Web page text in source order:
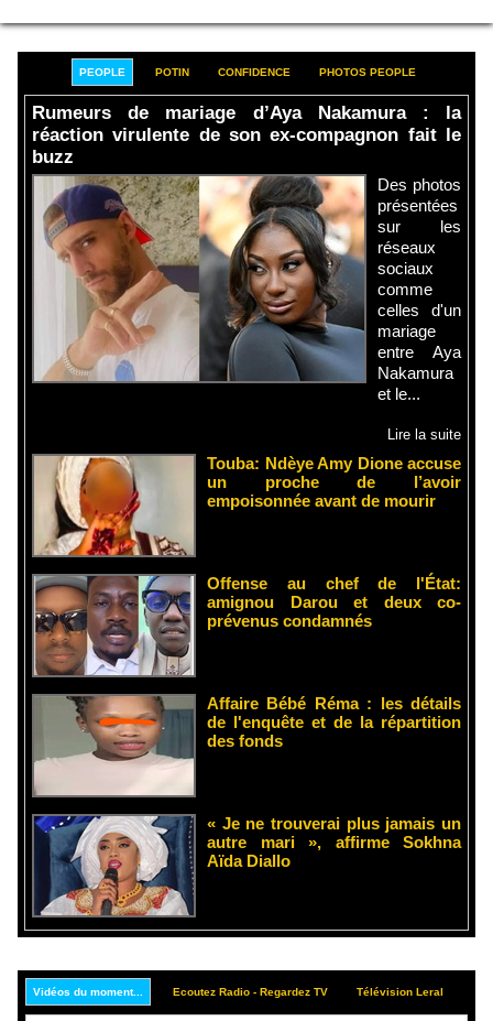
PEOPLE POTIN CONFIDENCE PHOTOS PEOPLE
Rumeurs de mariage d’Aya Nakamura : la
réaction virulente de son ex-compagnon fait le
buzz
Des photos
présentées
sur les
réseaux
sociaux
comme
celles d'un
mariage
entre Aya
Nakamura
et le...
Lire la suite
Touba: Ndèye Amy Dione accuse
un proche de l’avoir
empoisonnée avant de mourir
Offense au chef de l'État:
amignou Darou et deux co-
prévenus condamnés
Affaire Bébé Réma : les détails
de l'enquête et de la répartition
des fonds
« Je ne trouverai plus jamais un
autre mari », affirme Sokhna
Aïda Diallo
Vidéos du moment... Ecoutez Radio - Regardez TV Télévision Leral